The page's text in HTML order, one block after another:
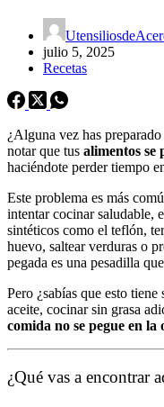
julio 5, 2025
Recetas
¿Alguna vez has
notar que tus alimentos se
haciéndote perder tiempo
Este problema es más
intentar cocinar saludable,
sintéticos como el teflón,
huevo, saltear verduras o
pegada es una pesadilla
Pero ¿sabías que esto
aceite, cocinar sin grasa
comida no se pegue en la
¿Qué vas a encontrar